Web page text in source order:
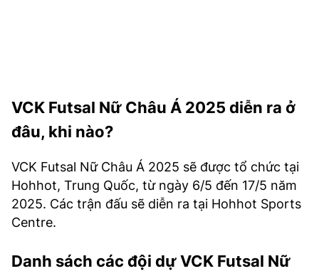
VCK Futsal Nữ Châu Á 2025 diễn ra ở
đâu, khi nào?
VCK Futsal Nữ Châu Á 2025 sẽ được tổ chức tại
Hohhot, Trung Quốc, từ ngày 6/5 đến 17/5 năm
2025. Các trận đấu sẽ diễn ra tại Hohhot Sports
Centre.
Danh sách các đội dự VCK Futsal Nữ